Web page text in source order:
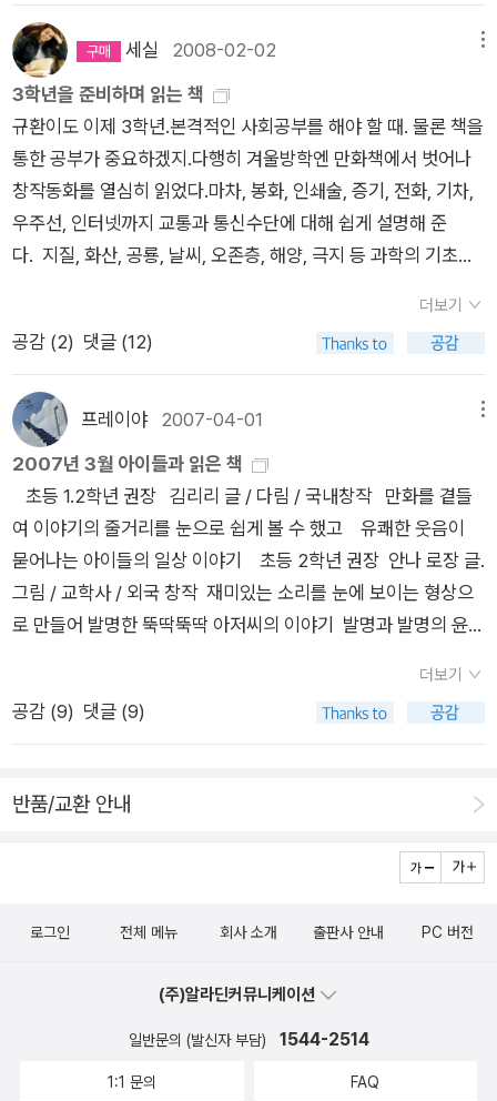
마라 온통 명령과 억압, 욕망을 쏟아 붓는 어른들을 향해 반항과
일탈을 꿈꾸고 싶을 것이다. 따라서 아이들은 이 책을 통해 작은
일탈의 대리만족을 느끼면서, 동시에 어른들에게 말하고 싶은, 그
리고 알아줬으면 하는 자신의 욕구를 되돌아 볼 수 있을 것이다.
자 아이가 친구를 사귀기 위해 노력하는 이야기인데 이 아이의 이
모의 조언 속에는 결국 친구를 사귀는데 외모도 무시 못한다는 의
미가 있었긴 하지만 어쨌든 친구 사귀는 법 제 1조는 자신감이라
는 데에는 동의한다.제목만큼 평범한 내용이다.<뚱보면 어때, 난
나야> 글 이 미애 그림 최 철민외모 컴플렉스는 아이나 어른이나
벗어나기 힘든 주제이다. 지난 번에 '코끼리를 위한 변명'이라는
글을 한 꼭지 써놓았던 것이 생각나서 이 책은 어떤 이야기일까
궁금했다.뚱보 주인공은 가족이 모두 비만. 엄마는 온 가족 다이
어트 계획을 세워 추진해나가고 못마땅하기만 하던 주인공 동빈
이는 어느 날 학교에서 비만 특별반에 편성되고 나서 살을 빼야겠
다는 자극을 받는다. 제목을 보면 뚱보인 채로 당당하게 살아간다
에 대한 것이다.많이 다뤄지는 주제의 이야기로서 특별히 새로울
것은 없었다.저자는 부모님의 반대를 무릅쓰고 요리사가 되기 위
한 꿈을 펼쳐 나가는 아이의 얘기를 쓴 <꿈을 찾아 한걸음씩> 의
작가이기도 하다.<신통방통 왕집중> 전 경남 글 김 용연 그림지
난 주에 전 경남 작가를 직접 만날 기회가 있었다. 이름은 들어 알
고 있었지만 미안하게도 책은 읽어본 적이 없었는데 오늘에서야
읽어보게 되었다. 원래 음악을 전공했으나 방송 작가와 카피 라이
터를 거쳐 제4회 문학동네 어린이 문학상을 받으면서 동화 작가
책에 실린 네편의 이야기가 모두 독특하고 밝고 재미있어 아이들
도 좋아할 것 같다. 어린이날에도 엄마와 함께 시간을 갖지 못하
를 본 아이가 쥐를 안스러워 하는 마음을 그린 <살려 줘, 제발!>
은 쪽지라는 장치가 글을 살리고 있다. 이 책의 제목이기도 한 <
신통방통 왕집중>은 과연 무슨 뜻일까? 바로 집중력을 향상시키
을알고 엄마가 먹는 비타민 약과 바꿔치기를 하는데. 기발한 생각
작가의 분위기를 짐작할 수 있었다.재미있고 기발한 이야기 속에
는 아이들다운 생각과 행동이 잘 살아 있었고 아이들이 바라는 것
이 무엇이지, 어떤 상황에서 어른들과 다르게 대응하는 아이들의
세실 2008-02-02
3학년을 준비하며 읽는 책
규환이도 이제 3학년.본격적인 사회공부를 해야 할 때. 물론 책을
통한 공부가 중요하겠지.다행히 겨울방학엔 만화책에서 벗어나
창작동화를 열심히 읽었다.마차, 봉화, 인쇄술, 증기, 전화, 기차,
우주선, 인터넷까지 교통과 통신수단에 대해 쉽게 설명해 준
다. 지질, 화산, 공룡, 날씨, 오존층, 해양, 극지 등 과학의 기초를
게 읽은책. 독후감 1편 쓰자고 하니 선뜻 이 책을 가져 온다. 연어
의 특별한 여행, 아름다운 숲, 선인장, 사막, 별, 캥거루, 곰등을 이
야기 하면서 생명의 소중함을 알려준다.어렵지 않을까 생각했는
데 즐겁게 읽은 책이다.서울암사동 선사유적지 가보고 싶었는데
아쉽게도 가지 못했다.동서울 터미널 가는길에 있더만....책에서
추천하는 유적지를 견학하는 것도 좋을듯.봄에 보길도에 가고 싶
다.재미있는 창작동화.단편모음집인데 내용이 참 신선하다. 특히
책의 제목이기도 한 동화는 살짝 판타지스럽기도 하다. ㅎㅎ일란
성 쌍둥이 이야기. 쌍둥이들의 애환(?)과 코믹함이 잘 드러나고
있다.보림이가 더 즐겁게 읽은 책.아이들에게 거짓말에 대해 생각
하게 하는 책이다. 사진과 그림으로 보는 한국사편지.규환이도 이
책 읽고 있다.어렵지 않을까 걱정했는데 나름 재미있게 읽는다.
명작이다. 다시 읽어보라고 한책.왕따를 이해할 수 있는 아주 훌
일을 알려준다. 재미있네.좀 유아틱 하기도 하다. 3학년 사회와
있는 곤충, 식물에 대한 관찰일기다.동시에 약한 규환이를 위해
이라시가 살아있다.10년 전 시임에도 규환이는 즐거워 한다.
더보기
공감 (2) 댓글 (12)
프레이야 2007-04-01
2007년 3월 아이들과 읽은 책
초등 1.2학년 권장 김리리 글 / 다림 / 국내창작 만화를 곁들
여 이야기의 줄거리를 눈으로 쉽게 볼 수 했고 유쾌한 웃음이
묻어나는 아이들의 일상 이야기 초등 2학년 권장 안나 로장 글.
그림 / 교학사 / 외국 창작 재미있는 소리를 눈에 보이는 형상으
로 만들어 발명한 뚝딱뚝딱 아저씨의 이야기 발명과 발명의 윤리
초등 3학년 권장 신순재 글.그림 / 아이세움 / 인체과학시리즈로
저학년 과학책. 기발한 그림으로 내용을 더욱 선명하게 설명해
주고 뒤에 있는 깨끔발돋움발에서는 입에 관한 더 많은 숨은 이
즈 모두 권하고 싶은 책으로 아이들도 모두 좋아한다. 초등 3학
년 권장 전경남 글 / 문학동네어린이 / 국내창작 네편의 단편이
실려있다. 아이들이 생활에서 겪는 어려움과 고민을 어른들과 어
썼다. 초등 4학년 권장 파울 판 론 / 푸른나무 / 외국창작 집게
상력에 날개를 달아준다. 따뜻하면서도 통쾌한 기분을 준다. 초
등 4,5학년 권장 에모토 마사루 / 해와나무 / 과학 물이 물질의
파동을 읽어 기억하려는 힘으로 자신만의 다양한 표정을 짓는,
더보기
공감 (9) 댓글 (9)
반품/교환 안내
로그인 전체 메뉴 회사 소개 출판사 안내 PC 버전
(주)알라딘커뮤니케이션
일반문의 (발신자 부담) 1544-2514
1:1 문의 FAQ